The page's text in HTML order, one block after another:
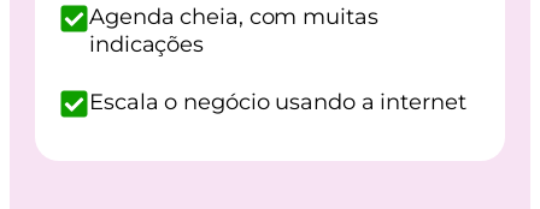
Agenda cheia, com muitas
indicações
Escala o negócio usando a internet